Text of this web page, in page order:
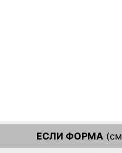
ЕСЛИ ФОРМА